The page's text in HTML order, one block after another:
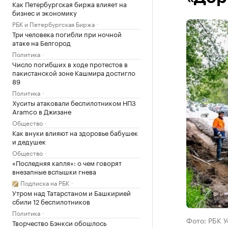
Как Петербургская биржа влияет на
бизнес и экономику
РБК и Петербургская Биржа
Три человека погибли при ночной
атаке на Белгород
Политика
Число погибших в ходе протестов в
пакистанской зоне Кашмира достигло
89
Политика
Хуситы атаковали беспилотником НПЗ
Aramco в Джизане
Общество
Как внуки влияют на здоровье бабушек
и дедушек
Общество
«Последняя капля»: о чем говорят
внезапные вспышки гнева
Подписка на РБК
Утром над Татарстаном и Башкирией
сбили 12 беспилотников
Политика
Творчество Бэнкси обошлось
Фото: РБК